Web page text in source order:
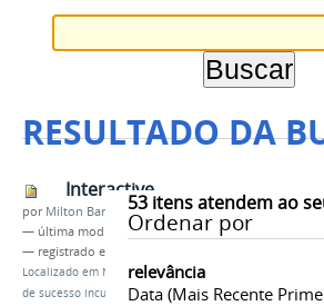
RESULTADO DA
53itens atendem ao
Ordenar por
relevância
Data (mais Recente
Interactive
por Milton Barros
— última modificação01/04/2016 12h43
— registrado em:
Localizado em Notícias /Servidores visitam empresa
de sucesso incubada pela AYTY